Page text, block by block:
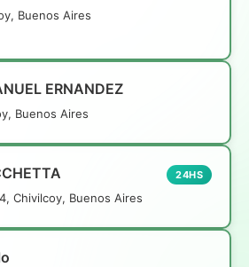
Buenos Aires
ERNANDEZ
Buenos Aires
Chivilcoy, Buenos Aires
24HS